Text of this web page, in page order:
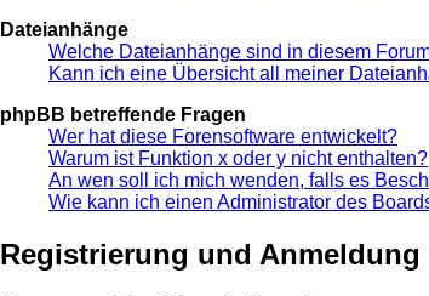
Dateianhänge
Welche Dateianhänge sind in diesem
Kann ich eine Übersicht all meiner
phpBB betreffende Fragen
Wer hat diese Forensoftware entwickelt?
Warum ist Funktion x oder y nicht enthalten?
An wen soll ich mich wenden, falls es
Wie kann ich einen Administrator des
Registrierung und Anmeldung